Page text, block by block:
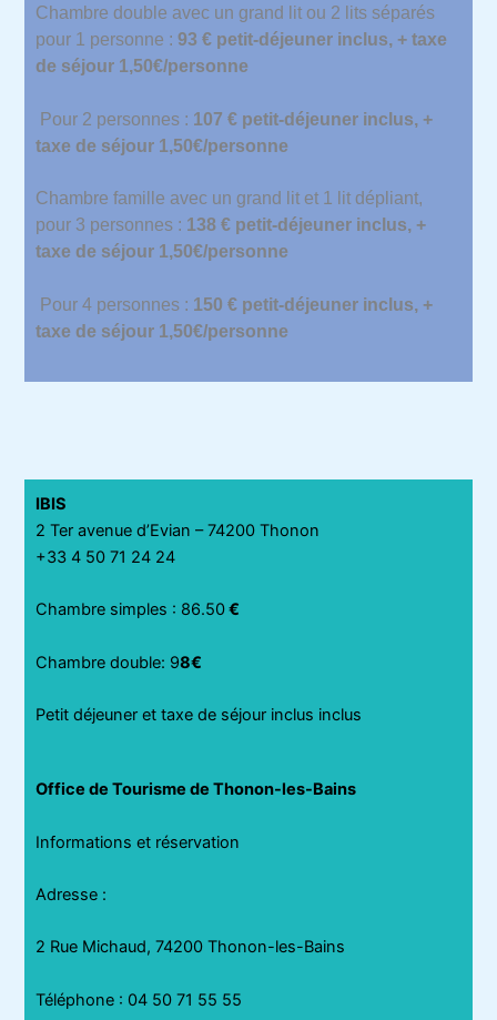
Chambre double avec un grand lit ou 2 lits séparés
pour 1 personne :93 € petit-déjeuner inclus, + taxe
de séjour 1,50€/personne
Pour 2 personnes : 107 € petit-déjeuner inclus, +
taxe de séjour 1,50€/personne
Chambre famille avec un grand lit et 1 lit dépliant,
pour 3 personnes : 138 € petit-déjeuner inclus, +
taxe de séjour 1,50€/personne
Pour 4 personnes : 150 € petit-déjeuner inclus, +
taxe de séjour 1,50€/personne
IBIS
2 Ter avenue d’Evian – 74200 Thonon
+33 4 50 71 24 24
Chambre simples : 86.50€
Chambre double: 98€
Petit déjeuner et taxe de séjour inclus inclus
Office de Tourisme de Thonon-les-Bains
Informations et réservation
Adresse :
2 Rue Michaud, 74200 Thonon-les-Bains
Téléphone : 04 50 71 55 55